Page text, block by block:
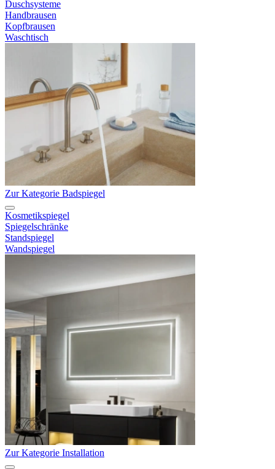
Duschsysteme
Handbrausen
Kopfbrausen
Waschtisch
Zur Kategorie Badspiegel
Kosmetikspiegel
Spiegelschränke
Standspiegel
Wandspiegel
Zur Kategorie Installation